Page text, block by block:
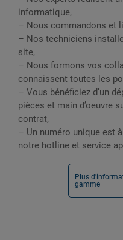
informatique,
– Nous commandons et
– Nos techniciens
site,
– Nous formons vos
connaissent toutes les
– Vous bénéficiez d’un
pièces et main d’oeuvre
contrat,
– Un numéro unique est
notre hotline et service
Plus
gamme